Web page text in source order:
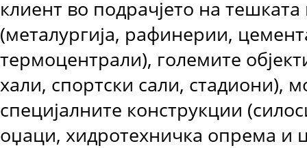
клиент во подрачјето на тешката
(металургија, рафинерии,
термоцентрали), големите
хали, спортски сали, стадиони),
специјалните конструкции
оџаци, хидротехничка опрема и